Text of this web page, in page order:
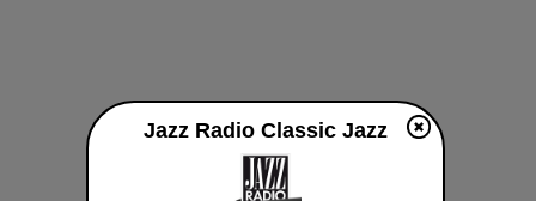
Jazz Radio Classic Jazz